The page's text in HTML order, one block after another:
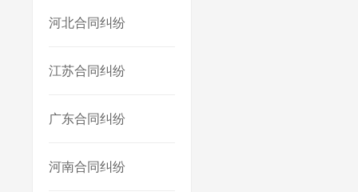
河北合同纠纷
江苏合同纠纷
广东合同纠纷
河南合同纠纷